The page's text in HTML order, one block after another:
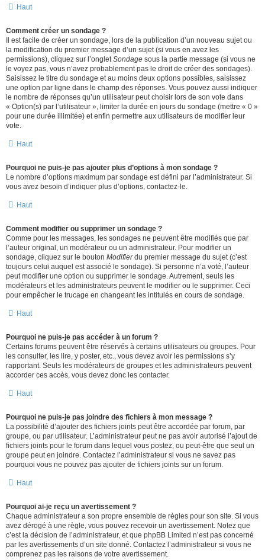
Haut
Comment créer un sondage ?
Il est facile de créer un sondage, lors de la publication d’un nouveau sujet ou
la modification du premier message d’un sujet (si vous en avez les
permissions), cliquez sur l’ongletSondage sous la partie message (si vous ne
le voyez pas, vous n’avez probablement pas le droit de créer des sondages).
Saisissez le titre du sondage et au moins deux options possibles, saisissez
une option par ligne dans le champ des réponses. Vous pouvez aussi indiquer
le nombre de réponses qu’un utilisateur peut choisir lors de son vote dans
« Option(s) par l’utilisateur », limiter la durée en jours du sondage (mettre « 0 »
pour une durée illimitée) et enfin permettre aux utilisateurs de modifier leur
vote.
Haut
Pourquoi ne puis-je pas ajouter plus d’options à mon sondage ?
Le nombre d’options maximum par sondage est défini par l’administrateur. Si
vous avez besoin d’indiquer plus d’options, contactez-le.
Haut
Comment modifier ou supprimer un sondage ?
Comme pour les messages, les sondages ne peuvent être modifiés que par
l’auteur original, un modérateur ou un administrateur. Pour modifier un
sondage, cliquez sur le bouton Modifierdu premier message du sujet (c’est
toujours celui auquel est associé le sondage). Si personne n’a voté, l’auteur
peut modifier une option ou supprimer le sondage. Autrement, seuls les
modérateurs et les administrateurs peuvent le modifier ou le supprimer. Ceci
pour empêcher le trucage en changeant les intitulés en cours de sondage.
Haut
Pourquoi ne puis-je pas accéder à un forum ?
Certains forums peuvent être réservés à certains utilisateurs ou groupes. Pour
les consulter, les lire, y poster, etc., vous devez avoir les permissions s’y
rapportant. Seuls les modérateurs de groupes et les administrateurs peuvent
accorder ces accès, vous devez donc les contacter.
Haut
Pourquoi ne puis-je pas joindre des fichiers à mon message ?
La possibilité d’ajouter des fichiers joints peut être accordée par forum, par
groupe, ou par utilisateur. L’administrateur peut ne pas avoir autorisé l’ajout de
fichiers joints pour le forum dans lequel vous postez, ou peut-être que seul un
groupe peut en joindre. Contactez l’administrateur si vous ne savez pas
pourquoi vous ne pouvez pas ajouter de fichiers joints sur un forum.
Haut
Pourquoi ai-je reçu un avertissement ?
Chaque administrateur a son propre ensemble de règles pour son site. Si vous
avez dérogé à une règle, vous pouvez recevoir un avertissement. Notez que
c’est la décision de l’administrateur, et que phpBB Limited n’est pas concerné
par les avertissements d’un site donné. Contactez l’administrateur si vous ne
comprenez pas les raisons de votre avertissement.